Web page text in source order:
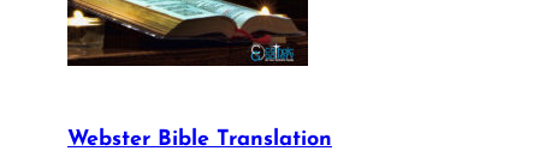
Webster Bible Translation